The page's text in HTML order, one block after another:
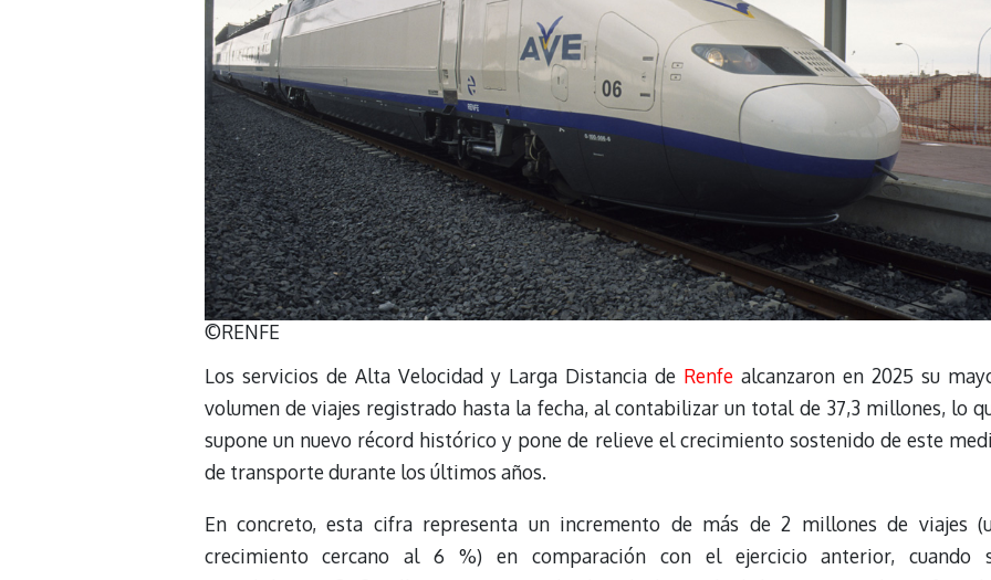
©RENFE
Los servicios de Alta Velocidad y Larga Distancia de Renfealcanzaron en 2025 su
volumen de viajes registrado hasta la fecha, al contabilizar un total de 37,3 millones, lo
supone un nuevo récord histórico y pone de relieve el crecimiento sostenido de este
de transporte durante los últimos años.
En concreto, esta cifra representa un incremento de más de 2 millones de viajes
crecimiento cercano al 6 %) en comparación con el ejercicio anterior, cuando